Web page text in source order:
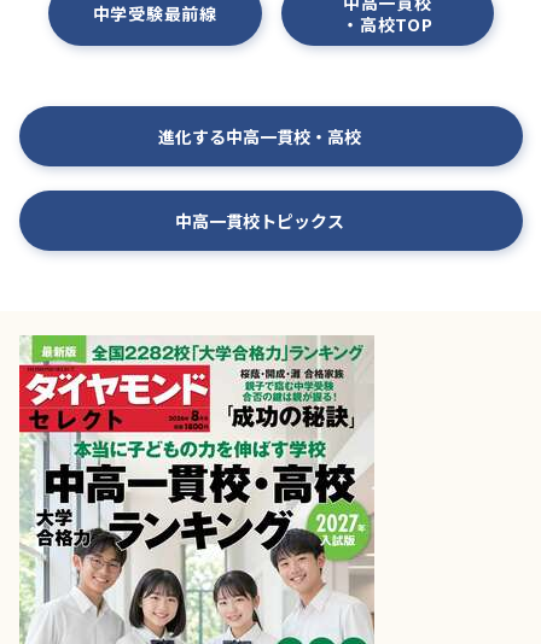
中学受験最前線
・高校TOP
進化する中高一貫校・高校
中高一貫校トピックス